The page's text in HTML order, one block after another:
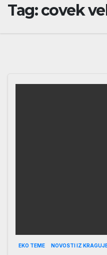
Tag:covek
EKO TEME NOVOSTI IZ